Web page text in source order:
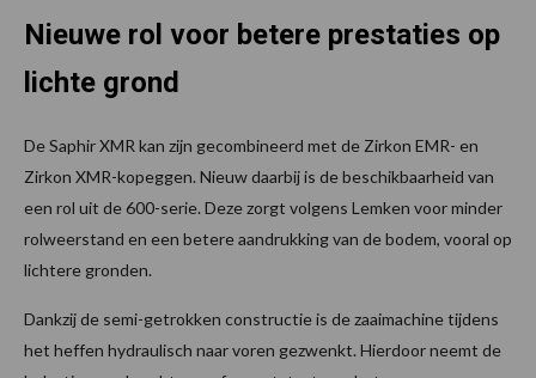
Nieuwe rol voor betere prestaties op
lichte grond
De Saphir XMR kan zijn gecombineerd met de Zirkon EMR- en
Zirkon XMR-kopeggen. Nieuw daarbij is de beschikbaarheid van
een rol uit de 600-serie. Deze zorgt volgens Lemken voor minder
rolweerstand en een betere aandrukking van de bodem, vooral op
lichtere gronden.
Dankzij de semi-getrokken constructie is de zaaimachine tijdens
het heffen hydraulisch naar voren gezwenkt. Hierdoor neemt de